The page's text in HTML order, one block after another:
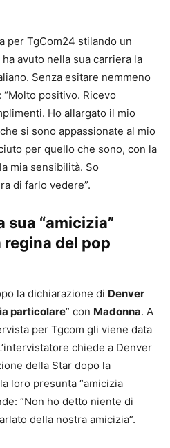
per TgCom24 stilando un
avuto nella sua carriera la
Senza esitare nemmeno
positivo. Ricevo
Ho allargato il mio
si sono appassionate al mio
per quello che sono, con la
mia sensibilità. So
di farlo vedere”.
sua “amicizia”
del pop
la dichiarazione di Denver
particolare” con Madonna. A
per Tgcom gli viene data
chiede a Denver
della Star dopo la
loro presunta “amicizia
“Non ho detto niente di
della nostra amicizia”.